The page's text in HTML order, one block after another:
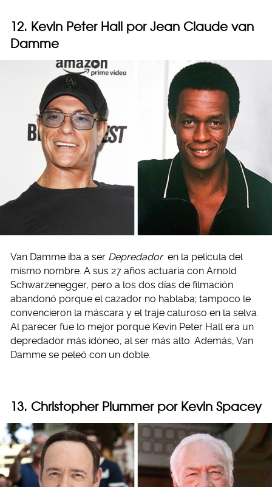
12. Kevin Peter Hall por Jean Claude van
Damme
Van Damme iba a ser Depredador en la película del
mismo nombre. A sus 27 años actuaría con Arnold
Schwarzenegger, pero a los dos días de filmación
abandonó porque el cazador no hablaba; tampoco le
convencieron la máscara y el traje caluroso en la selva.
Al parecer fue lo mejor porque Kevin Peter Hall era un
depredador más idóneo, al ser más alto. Además, Van
Damme se peleó con un doble.
13. Christopher Plummer por Kevin Spacey